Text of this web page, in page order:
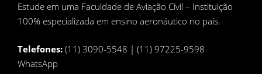
Estude em uma Faculdade de Aviação Civil – Instituição
100% especializada em ensino aeronáutico no país.
Telefones: (11) 3090-5548 | (11) 97225-9598
WhatsApp